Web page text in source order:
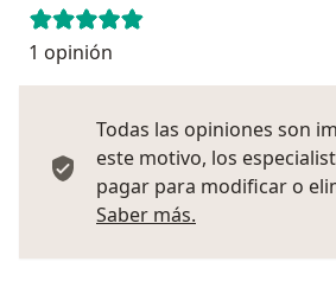
1 opinión
Todas las opiniones son
este motivo, los
pagar para modificar o
Saber más.